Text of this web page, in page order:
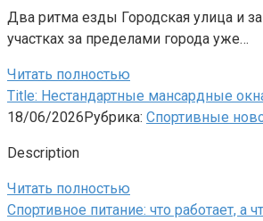
Два ритма езды Городская улица и
участках за пределами города уже…
Читать полностью
Title: Нестандартные мансардные
18/06/2026Рубрика: Спортивные
Description
Читать полностью
Спортивное питание: что работает, а